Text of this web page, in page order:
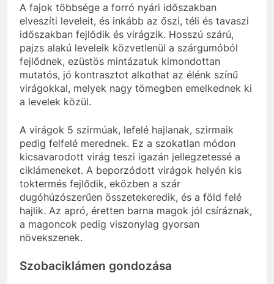
A fajok többsége a forró nyári időszakban
elveszíti leveleit, és inkább az őszi, téli és tavaszi
időszakban fejlődik és virágzik. Hosszú szárú,
pajzs alakú leveleik közvetlenül a szárgumóból
fejlődnek, ezüstös mintázatuk kimondottan
mutatós, jó kontrasztot alkothat az élénk színű
virágokkal, melyek nagy tömegben emelkednek ki
a levelek közül.
A virágok 5 szirmúak, lefelé hajlanak, szirmaik
pedig felfelé merednek. Ez a szokatlan módon
kicsavarodott virág teszi igazán jellegzetessé a
ciklámeneket. A beporzódott virágok helyén kis
toktermés fejlődik, eközben a szár
dugóhúzószerűen összetekeredik, és a föld felé
hajlik. Az apró, éretten barna magok jól csíráznak,
a magoncok pedig viszonylag gyorsan
növekszenek.
Szobaciklámen gondozása